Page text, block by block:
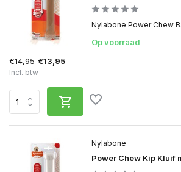
Nylabone
Power Chew Kip Kluif
Nylabone Power Chew
Op voorraad
€14,95 €13,95
Incl. btw